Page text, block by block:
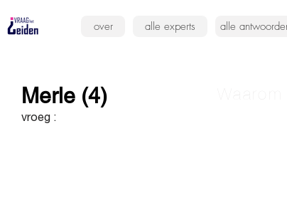
over alle experts alle
Merle (4)
vroeg :